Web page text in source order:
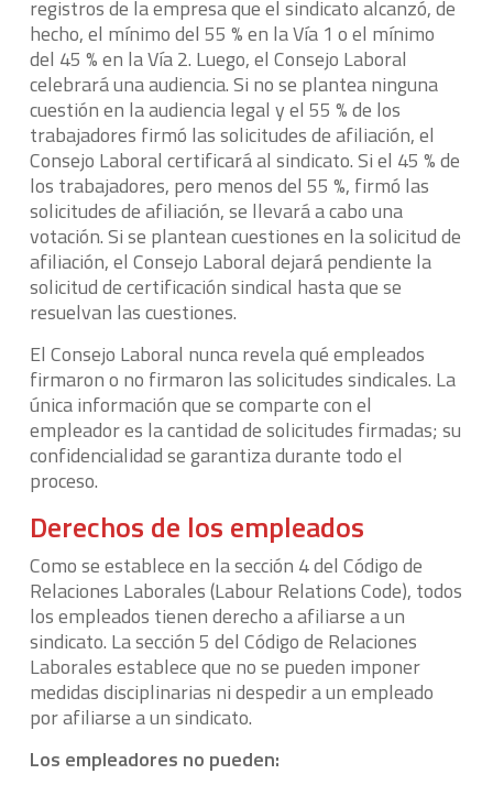
registros de la empresa que el sindicato alcanzó, de
hecho, el mínimo del 55 % en la Vía 1 o el mínimo
del 45 % en la Vía 2. Luego, el Consejo Laboral
celebrará una audiencia. Si no se plantea ninguna
cuestión en la audiencia legal y el 55 % de los
trabajadores firmó las solicitudes de afiliación, el
Consejo Laboral certificará al sindicato. Si el 45 % de
los trabajadores, pero menos del 55 %, firmó las
solicitudes de afiliación, se llevará a cabo una
votación. Si se plantean cuestiones en la solicitud de
afiliación, el Consejo Laboral dejará pendiente la
solicitud de certificación sindical hasta que se
resuelvan las cuestiones.
El Consejo Laboral nunca revela qué empleados
firmaron o no firmaron las solicitudes sindicales. La
única información que se comparte con el
empleador es la cantidad de solicitudes firmadas; su
confidencialidad se garantiza durante todo el
proceso.
Derechos de los empleados
Como se establece en la sección 4 del Código de
Relaciones Laborales (Labour Relations Code), todos
los empleados tienen derecho a afiliarse a un
sindicato. La sección 5 del Código de Relaciones
Laborales establece que no se pueden imponer
medidas disciplinarias ni despedir a un empleado
por afiliarse a un sindicato.
Los empleadores no pueden: